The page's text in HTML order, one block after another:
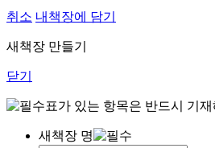
취소 내책장에 담기
새책장 만들기
닫기
표가 있는 항목은 반드시 기
새책장 명